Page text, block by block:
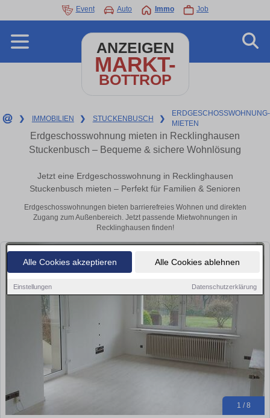
Alle Cookies akzeptieren Alle Cookies ablehnen
Einstellungen Datenschutzerklärung
Event Auto Immo Job
ANZEIGEN
MARKT-
BOTTROP
❯ IMMOBILIEN ❯ STUCKENBUSCH ❯
ERDGESCHOSSWOHNUNG-
MIETEN
Erdgeschosswohnung mieten in Recklinghausen
Stuckenbusch – Bequeme & sichere Wohnlösung
Jetzt eine Erdgeschosswohnung in Recklinghausen
Stuckenbusch mieten – Perfekt für Familien & Senioren
Erdgeschosswohnungen bieten barrierefreies Wohnen und direkten
Zugang zum Außenbereich. Jetzt passende Mietwohnungen in
Recklinghausen finden!
1 / 8